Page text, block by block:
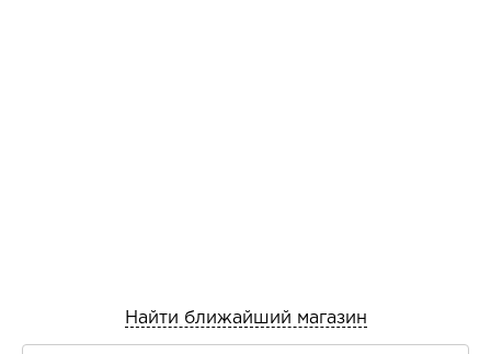
Найти ближайший магазин